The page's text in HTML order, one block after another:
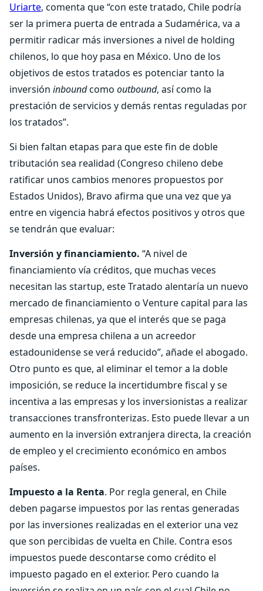
Uriarte, comenta que “con este tratado, Chile podría
ser la primera puerta de entrada a Sudamérica, va a
permitir radicar más inversiones a nivel de holding
chilenos, lo que hoy pasa en México. Uno de los
objetivos de estos tratados es potenciar tanto la
inversión inboundcomo outbound, así como la
prestación de servicios y demás rentas reguladas por
los tratados”.
Si bien faltan etapas para que este fin de doble
tributación sea realidad (Congreso chileno debe
ratificar unos cambios menores propuestos por
Estados Unidos), Bravo afirma que una vez que ya
entre en vigencia habrá efectos positivos y otros que
se tendrán que evaluar:
Inversión y financiamiento. “A nivel de
financiamiento vía créditos, que muchas veces
necesitan las startup, este Tratado alentaría un nuevo
mercado de financiamiento o Venture capital para las
empresas chilenas, ya que el interés que se paga
desde una empresa chilena a un acreedor
estadounidense se verá reducido”, añade el abogado.
Otro punto es que, al eliminar el temor a la doble
imposición, se reduce la incertidumbre fiscal y se
incentiva a las empresas y los inversionistas a realizar
transacciones transfronterizas. Esto puede llevar a un
aumento en la inversión extranjera directa, la creación
de empleo y el crecimiento económico en ambos
países.
Impuesto a la Renta. Por regla general, en Chile
deben pagarse impuestos por las rentas generadas
por las inversiones realizadas en el exterior una vez
que son percibidas de vuelta en Chile. Contra esos
impuestos puede descontarse como crédito el
impuesto pagado en el exterior. Pero cuando la